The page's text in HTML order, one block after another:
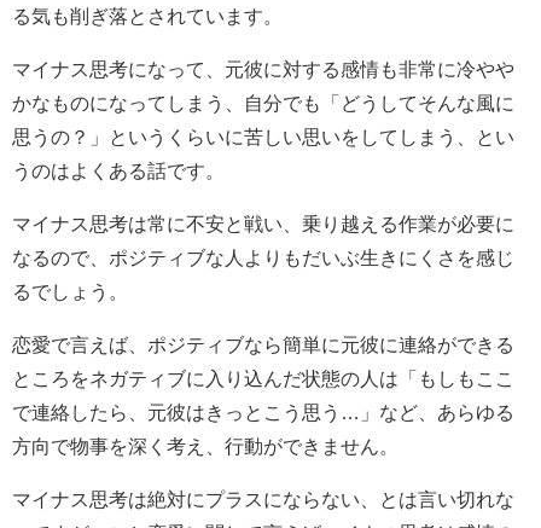
る気も削ぎ落とされています。
マイナス思考になって、元彼に対する感情も非常に冷やや
かなものになってしまう、自分でも「どうしてそんな風に
思うの？」というくらいに苦しい思いをしてしまう、とい
うのはよくある話です。
マイナス思考は常に不安と戦い、乗り越える作業が必要に
なるので、ポジティブな人よりもだいぶ生きにくさを感じ
るでしょう。
恋愛で言えば、ポジティブなら簡単に元彼に連絡ができる
ところをネガティブに入り込んだ状態の人は「もしもここ
で連絡したら、元彼はきっとこう思う…」など、あらゆる
方向で物事を深く考え、行動ができません。
マイナス思考は絶対にプラスにならない、とは言い切れな